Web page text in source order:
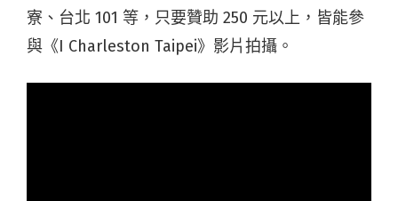
寮、台北 101 等，只要贊助 250 元以上，皆能參
與《I Charleston Taipei》影片拍攝。